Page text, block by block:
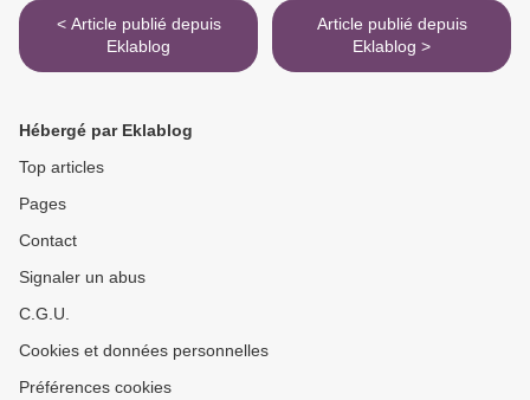
< Article publié depuis
Eklablog
Article publié depuis
Eklablog >
Hébergé par Eklablog
Top articles
Pages
Contact
Signaler un abus
C.G.U.
Cookies et données personnelles
Préférences cookies